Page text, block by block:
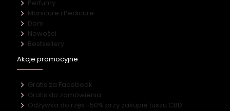
Perfumy
Manicure i Pedicure
Dom
Nowości
Bestsellery
Akcje promocyjne
Gratis za Facebook
Gratis do zamówienia
Odżywka do rzęs -50% przy zakupie tuszu CBD